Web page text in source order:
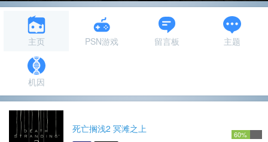
主页 PSN游戏 留言板 主题
机因
死亡搁浅2 冥滩之上 60%